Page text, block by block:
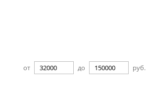
С выдавленным рисунком
от до руб.